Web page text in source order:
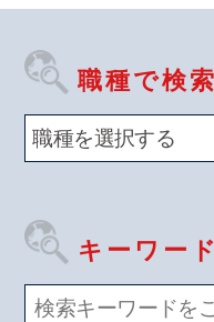
職種で検
キーワー